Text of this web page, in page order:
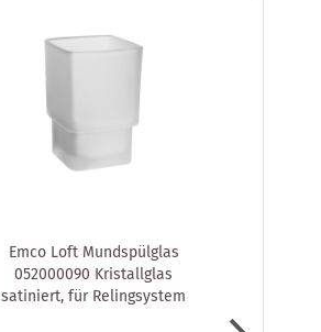
Emco Loft Mundspülglas
052000090 Kristallglas
satiniert, für Relingsystem